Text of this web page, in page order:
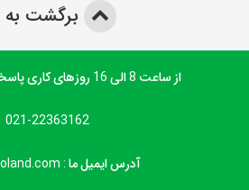
برگشت به
از ساعت 8 الی 16 روزهای کاری پاسخگوی شما هستیم
021-22363162
آدرس ایمیل ما : info@fitoland.com